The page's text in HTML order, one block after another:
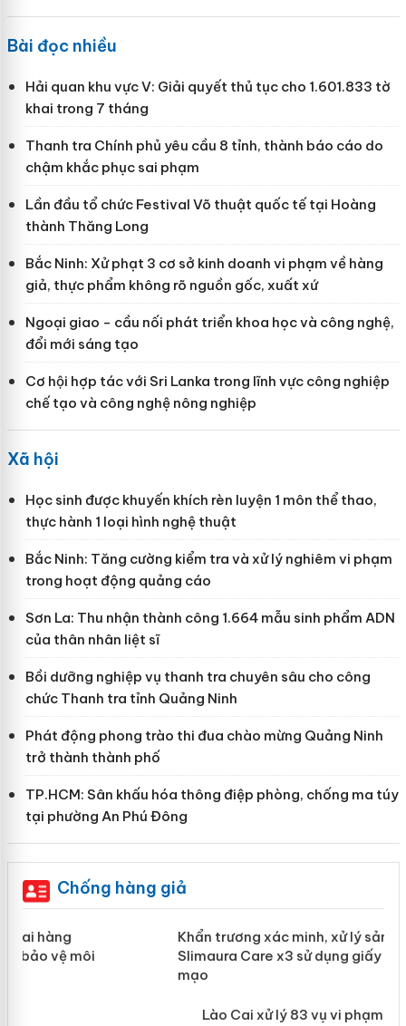
Bài đọc nhiều
Hải quan khu vực V: Giải quyết thủ tục cho 1.601.833 tờ
khai trong 7 tháng
Thanh tra Chính phủ yêu cầu 8 tỉnh, thành báo cáo do
chậm khắc phục sai phạm
Lần đầu tổ chức Festival Võ thuật quốc tế tại Hoàng
thành Thăng Long
Bắc Ninh: Xử phạt 3 cơ sở kinh doanh vi phạm về hàng
giả, thực phẩm không rõ nguồn gốc, xuất xứ
Ngoại giao - cầu nối phát triển khoa học và công nghệ,
đổi mới sáng tạo
Cơ hội hợp tác với Sri Lanka trong lĩnh vực công nghiệp
chế tạo và công nghệ nông nghiệp
Xã hội
Học sinh được khuyến khích rèn luyện 1 môn thể thao,
thực hành 1 loại hình nghệ thuật
Bắc Ninh: Tăng cường kiểm tra và xử lý nghiêm vi phạm
trong hoạt động quảng cáo
Sơn La: Thu nhận thành công 1.664 mẫu sinh phẩm ADN
của thân nhân liệt sĩ
Bồi dưỡng nghiệp vụ thanh tra chuyên sâu cho công
chức Thanh tra tỉnh Quảng Ninh
Phát động phong trào thi đua chào mừng Quảng Ninh
trở thành thành phố
TP.HCM: Sân khấu hóa thông điệp phòng, chống ma túy
tại phường An Phú Đông
Chống hàng giả
Khẩn trương xác minh, xử lý sản phẩm
Slimaura Care x3 sử dụng giấy phép
giả mạo